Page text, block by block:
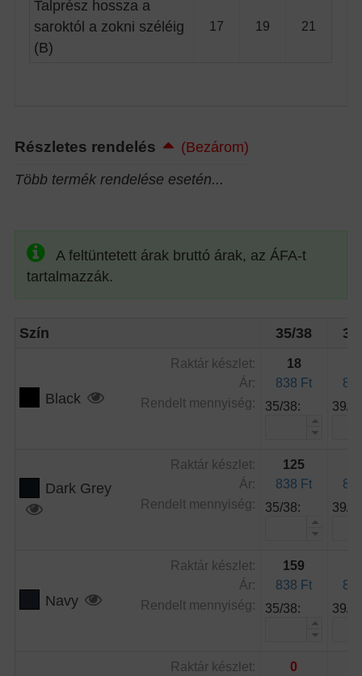
Talprész hossza a
saroktól a zokni széléig
(B)
17 19 21
Részletes rendelés
(Bezárom)
Több termék rendelése esetén...
A feltüntetett árak bruttó árak, az ÁFA-t
tartalmazzák.
Szín 35/38
Black
Raktár készlet:
Ár:
Rendelt mennyiség:
18
838 Ft
35/38:
39/
Dark Grey
Raktár készlet:
Ár:
Rendelt mennyiség:
125
838 Ft
35/38:
39/
Navy
Raktár készlet:
Ár:
Rendelt mennyiség:
159
838 Ft
35/38:
39/
Raktár készlet:
0